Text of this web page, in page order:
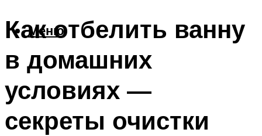
Меню
Как отбелить ванну
в домашних
условиях —
секреты очистки